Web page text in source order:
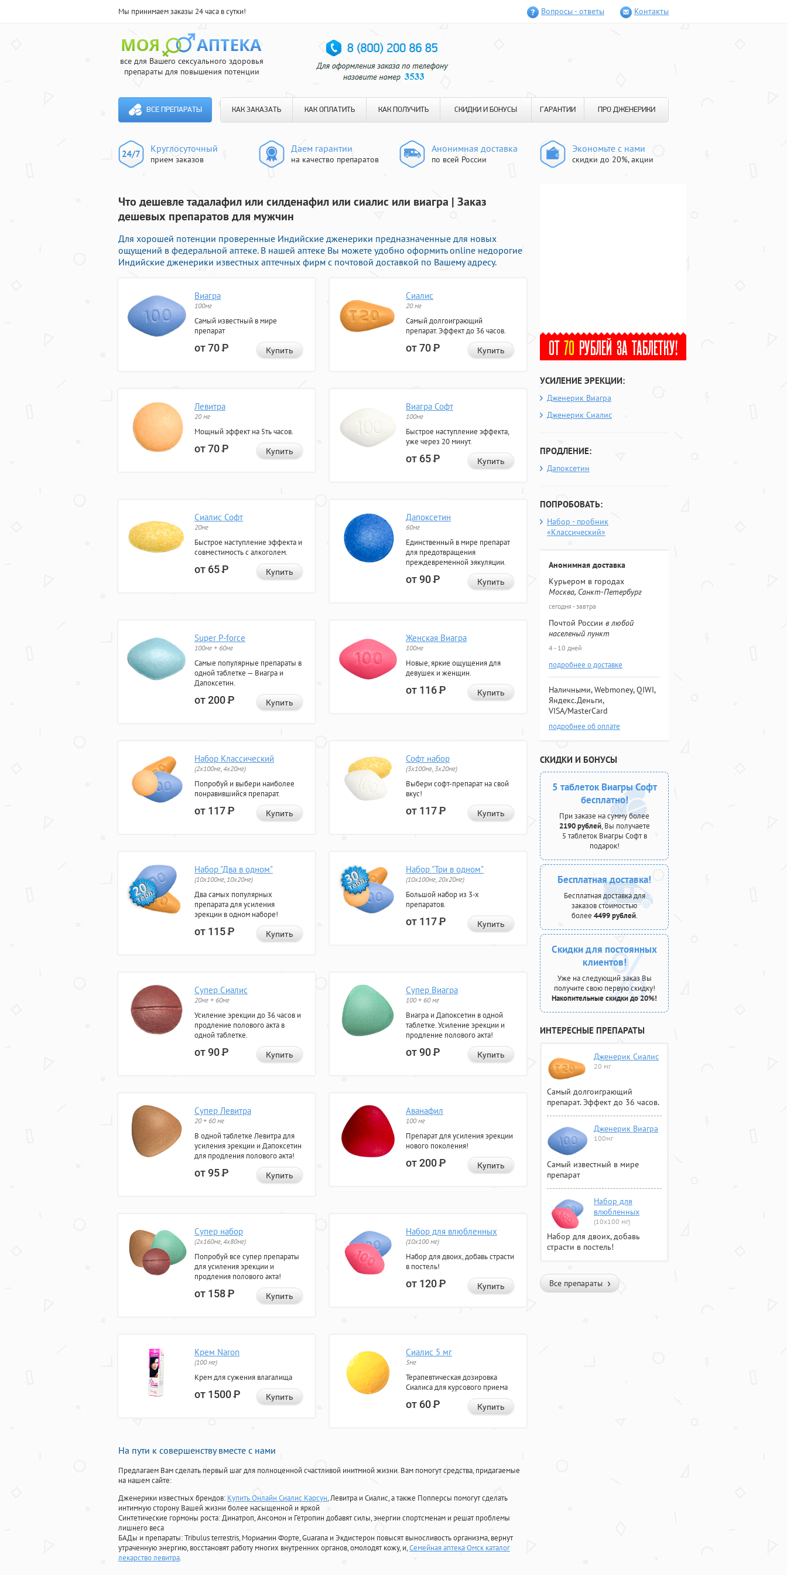
Мы принимаем заказы 24 часа в сутки! Вопросы - ответы Контакты
все для Вашего сексуального здоровья
препараты для повышения потенции
ВСЕ ПРЕПАРАТЫ КАК ЗАКАЗАТЬ КАК ОПЛАТИТЬ КАК ПОЛУЧИТЬ СКИДКИ И БОНУСЫ ГАРАНТИИ ПРО ДЖЕНЕРИКИ
Круглосуточный
прием заказов
Даем гарантии
на качество препаратов
Анонимная доставка
по всей России
Экономьте с нами
скидки до 20%, акции
Что дешевле тадалафил или силденафил или сиалис или виагра | Заказ
дешевых препаратов для мужчин
Для хорошей потенции проверенные Индийские дженерики предназначенные для новых
ощущений в федеральной аптеке. В нашей аптеке Вы можете удобно оформить online недорогие
Индийские дженерики известных аптечных фирм с почтовой доставкой по Вашему адресу.
Виагра
100мг
Самый известный в мире
препарат
от 70Р Купить
Сиалис
20 мг
Самый долгоиграющий
препарат. Эффект до 36 часов.
от 70Р Купить
Левитра
20 мг
Мощный эффект на 5ть часов.
от 70Р Купить
Виагра Софт
100мг
Быстрое наступление эффекта,
уже через 20 минут.
от 65Р Купить
Сиалис Софт
20мг
Быстрое наступление эффекта и
совместимость с алкоголем.
от 65Р Купить
Дапоксетин
60мг
Единственный в мире препарат
для предотвращения
преждевременной эякуляции.
от 90Р Купить
Super P-force
100мг + 60мг
Самые популярные препараты в
одной таблетке — Виагра и
Дапоксетин.
от 200Р Купить
Женская Виагра
100мг
Новые, яркие ощущения для
девушек и женщин.
от 116Р Купить
Набор Классический
(2x100мг, 4x20мг)
Попробуй и выбери наиболее
понравившийся препарат.
от 117Р Купить
Софт набор
(3x100мг, 3x20мг)
Выбери софт-препарат на свой
вкус!
от 117Р Купить
Набор "Два в одном"
(10x100мг, 10x20мг)
Два самых популярных
препарата для усиления
эрекции в одном наборе!
от 115Р Купить
Набор "Три в одном"
(10x100мг, 20x20мг)
Большой набор из 3-х
препаратов.
от 117Р Купить
Супер Сиалис
20мг + 60мг
Усиление эрекции до 36 часов и
продление полового акта в
одной таблетке.
от 90Р Купить
Супер Виагра
100 + 60 мг
Виагра и Дапоксетин в одной
таблетке. Усиление эрекции и
продление полового акта!
от 90Р Купить
Супер Левитра
20 + 60 мг
В одной таблетке Левитра для
усиления эрекции и Дапоксетин
для продления полового акта!
от 95Р Купить
Аванафил
100 мг
Препарат для усиления эрекции
нового поколения!
от 200Р Купить
Супер набор
(2х160мг, 4х80мг)
Попробуй все супер препараты
для усиления эрекции и
продления полового акта!
от 158Р Купить
Набор для влюбленных
(10х100 мг)
Набор для двоих, добавь страсти
в постель!
от 120Р Купить
Крем Naron
(100 мг)
Крем для сужения влагалища
от 1500Р Купить
Сиалис 5 мг
5мг
Терапевтическая дозировка
Сиалиса для курсового приема
от 60Р Купить
На пути к совершенству вместе с нами
Предлагаем Вам сделать первый шаг для полноценной счастливой инитмной жизни. Вам помогут средства, придагаемые
на нашем сайте:
Дженерики известных брендов: Купить Онлайн Сиалис Карсун, Левитра и Сиалис, а также Попперсы помогут сделать
интимную сторону Вашей жизни более насыщенной и яркой
Синтетические гормоны роста: Динатроп, Ансомон и Гетропин добавят силы, энергии спортсменам и решат проблемы
лишнего веса
БАДы и препараты:Tribulus terrestris, Мориамин Форте, Guarana и Экдистерон повысят выносливость организма, вернут
утраченную энергию, восстановят работу многих внутренних органов, омолодят кожу, и,Семейная аптека Омск каталог
лекарство левитра.
УСИЛЕНИЕ ЭРЕКЦИИ:
Дженерик Виагра
Дженерик Сиалис
ПРОДЛЕНИЕ:
Дапоксетин
ПОПРОБОВАТЬ:
Набор - пробник
«Классический»
Анонимная доставка
Курьером в городах
Москва, Санкт-Петербург
сегодня - завтра
Почтой России в любой
населеный пункт
4 - 10 дней
подробнее о доставке
Наличными, Webmoney, QIWI,
Яндекс.Деньги,
VISA/MasterCard
подробнее об оплате
СКИДКИ И БОНУСЫ
5 таблеток Виагры Софт
бесплатно!
При заказе на сумму более
2190 рублей, Вы получаете
5 таблеток Виагры Софт в
подарок!
Бесплатная доставка!
Бесплатная доставка для
заказов стоимостью
более 4499 рублей.
Скидки для постоянных
клиентов!
Уже на следующий заказ Вы
получите свою первую скидку!
Накопительные скидки до 20%!
ИНТЕРЕСНЫЕ ПРЕПАРАТЫ
Дженерик Сиалис
20 мг
Самый долгоиграющий
препарат. Эффект до 36 часов.
Дженерик Виагра
100мг
Самый известный в мире
препарат
Набор для
влюбленных
(10х100 мг)
Набор для двоих, добавь
страсти в постель!
Все препараты